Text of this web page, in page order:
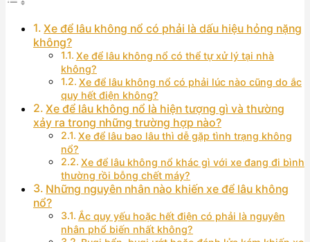
Xe để lâu không nổ có phải là dấu hiệu hỏng nặng
không?
Xe để lâu không nổ có thể tự xử lý tại nhà
không?
Xe để lâu không nổ có phải lúc nào cũng do ắc
quy hết điện không?
Xe để lâu không nổ là hiện tượng gì và thường
xảy ra trong những trường hợp nào?
Xe để lâu bao lâu thì dễ gặp tình trạng không
nổ?
Xe để lâu không nổ khác gì với xe đang đi bình
thường rồi bỗng chết máy?
Những nguyên nhân nào khiến xe để lâu không
nổ?
Ắc quy yếu hoặc hết điện có phải là nguyên
nhân phổ biến nhất không?